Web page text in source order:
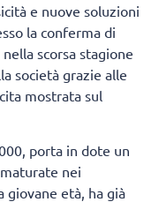
e nuove soluzioni
la conferma di
scorsa stagione
società grazie alle
mostrata sul
porta in dote un
nei
giovane età, ha già